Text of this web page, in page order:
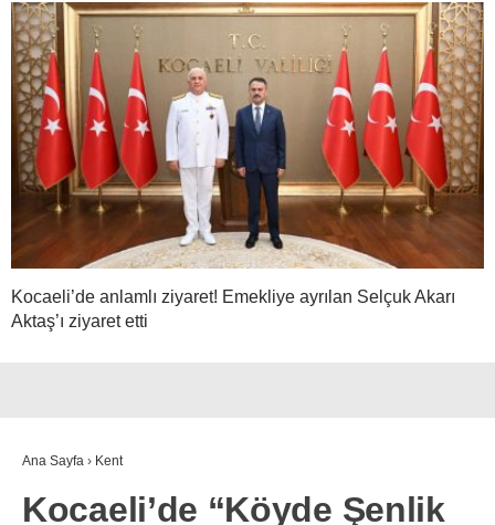
Kocaeli’de anlamlı ziyaret! Emekliye ayrılan Selçuk Akarı
Aktaş’ı ziyaret etti
Ana Sayfa › Kent
Kocaeli’de “Köyde Şenlik